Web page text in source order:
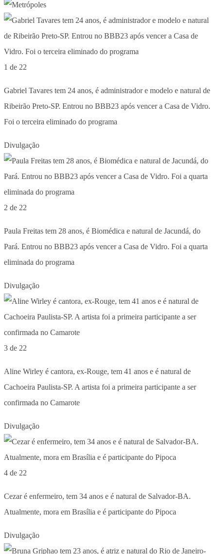
1 de 22
Gabriel Tavares tem 24 anos, é administrador e modelo e natural de
Ribeirão Preto-SP. Entrou no BBB23 após vencer a Casa de Vidro.
Foi o terceira eliminado do programa
Divulgação
2 de 22
Paula Freitas tem 28 anos, é Biomédica e natural de Jacundá, do
Pará. Entrou no BBB23 após vencer a Casa de Vidro. Foi a quarta
eliminada do programa
Divulgação
3 de 22
Aline Wirley é cantora, ex-Rouge, tem 41 anos e é natural de
Cachoeira Paulista-SP. A artista foi a primeira participante a ser
confirmada no Camarote
Divulgação
4 de 22
Cezar é enfermeiro, tem 34 anos e é natural de Salvador-BA.
Atualmente, mora em Brasília e é participante do Pipoca
Divulgação